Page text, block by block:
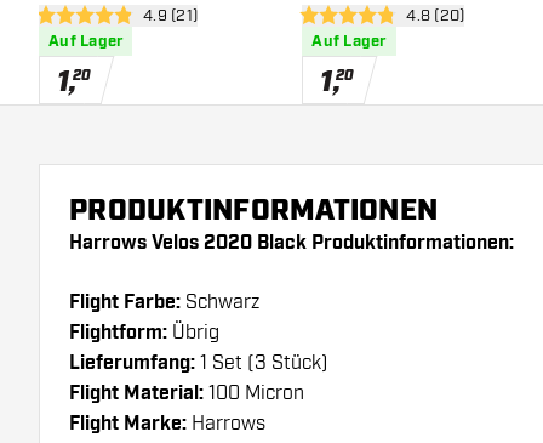
Bewertungsbereich öffnen
4.9 Bewertungssterne
4.9 (21)
Auf Lager
1,20
4.8 Bewertungssterne
4.8 (20)
Auf Lager
1,20
PRODUKTINFORMATIONEN
Harrows Velos 2020 Black Produktinformationen:
Flight Farbe: Schwarz
Flightform: Übrig
Lieferumfang: 1 Set (3 Stück)
Flight Material: 100 Micron
Flight Marke: Harrows